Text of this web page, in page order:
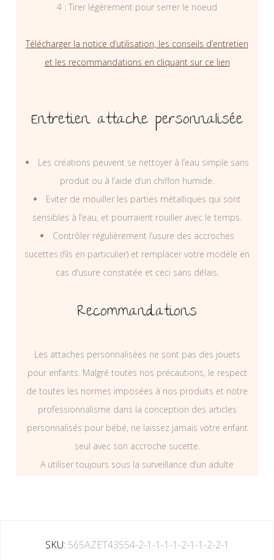
4 : Tirer légèrement pour serrer le noeud
Télécharger la notice d’utilisation, les conseils d’entretien
et les recommandations en cliquant sur ce lien
Entretien attache personnalisée
Les créations peuvent se nettoyer à l’eau simple sans
produit ou à l’aide d’un chiffon humide.
Eviter de mouiller les parties métalliques qui sont
sensibles à l’eau, et pourraient rouiller avec le temps.
Contrôler régulièrement l’usure des accroches
sucettes (fils en particulier) et remplacer votre modèle en
cas d’usure constatée et ceci sans délais.
Recommandations
Les attaches personnalisées ne sont pas des jouets
pour enfants. Malgré toutes nos précautions, le respect
de toutes les normes imposées à nos produits et notre
professionnalisme dans la conception des articles
personnalisés pour bébé, ne laissez jamais votre enfant
seul avec son accroche sucette.
A utiliser toujours sous la surveillance d’un adulte
SKU: 565AZET43554-2-1-1-1-1-2-1-1-2-2-1